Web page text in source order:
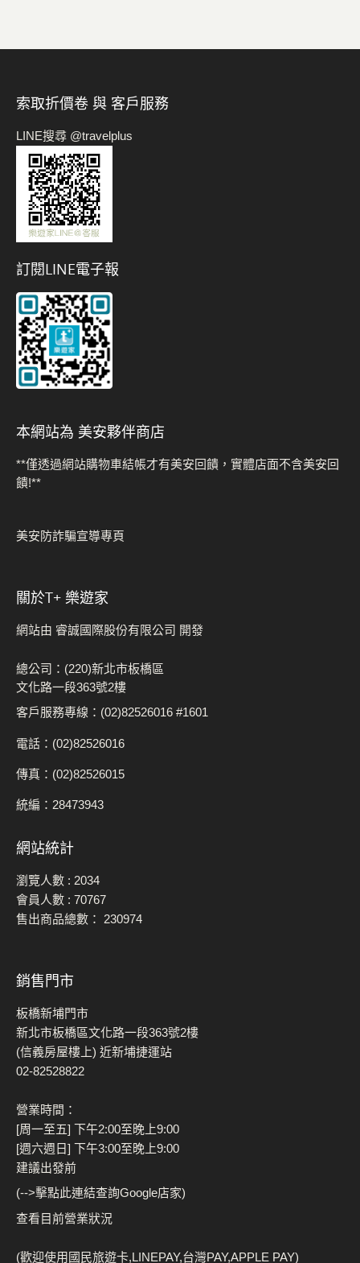
索取折價卷 與 客戶服務
LINE搜尋 @travelplus
訂閱LINE電子報
本網站為 美安夥伴商店
**僅透過網站購物車結帳才有美安回饋，實體店面不含美安回
饋!**
美安防詐騙宣導專頁
關於t+ 樂遊家
網站由 睿誠國際股份有限公司 開發
總公司：(220)新北市板橋區
文化路一段363號2樓
客戶服務專線：(02)82526016 #1601
電話：(02)82526016
傳真：(02)82526015
統編：28473943
網站統計
瀏覽人數 : 2034
會員人數 : 70767
售出商品總數： 230974
銷售門市
板橋新埔門市
新北市板橋區文化路一段363號2樓
(信義房屋樓上) 近新埔捷運站
02-82528822
營業時間：
[周一至五] 下午2:00至晚上9:00
[週六週日] 下午3:00至晚上9:00
建議出發前
(-->擊點此連結查詢Google店家)
查看目前營業狀況
(歡迎使用國民旅遊卡,LINEPAY,台灣PAY,APPLE PAY)